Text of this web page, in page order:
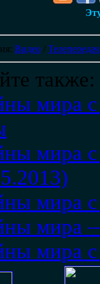
: Видео /
также:
мира
мира
мира
мира
мира